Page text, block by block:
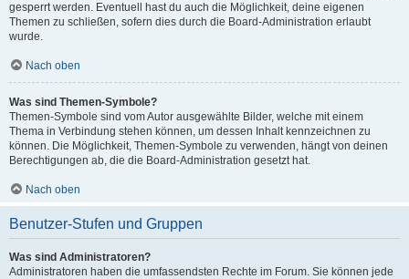
gesperrt werden. Eventuell hast du auch die Möglichkeit, deine eigenen
Themen zu schließen, sofern dies durch die Board-Administration erlaubt
wurde.
Nach oben
Was sind Themen-Symbole?
Themen-Symbole sind vom Autor ausgewählte Bilder, welche mit einem
Thema in Verbindung stehen können, um dessen Inhalt kennzeichnen zu
können. Die Möglichkeit, Themen-Symbole zu verwenden, hängt von deinen
Berechtigungen ab, die die Board-Administration gesetzt hat.
Nach oben
Benutzer-Stufen und Gruppen
Was sind Administratoren?
Administratoren haben die umfassendsten Rechte im Forum. Sie können jede